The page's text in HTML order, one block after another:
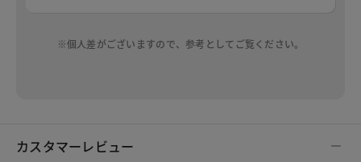
※個人差がございますので、参考としてご覧ください。
カスタマーレビュー